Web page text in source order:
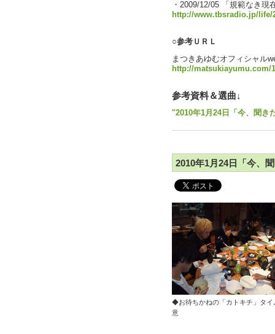
・2009/12/05 「規範なき
http://www.tbsradio.jp/life/
○参考ＵＲＬ
まつきあゆむオフィシャル
http://matsukiayumu.com/
参考資料＆選曲↓
"2010年1月24日「今、聞き
2010年1月24日「今、
◆お待ちかねの「カトキチ」タ
意